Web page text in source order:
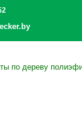
по дереву